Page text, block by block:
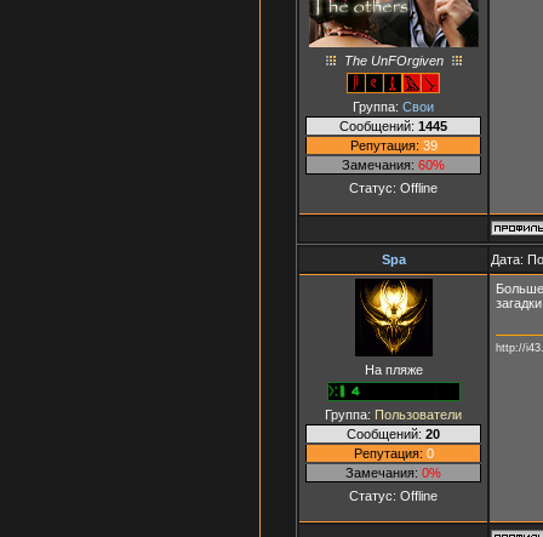
The UnFOrgiven
Группа: Свои
Сообщений: 1445
Репутация: 39
Замечания: 60%
Статус: Offline
Spa Дата:
На пляже
Группа: Пользователи
Сообщений: 20
Репутация: 0
Замечания: 0%
Статус: Offline
http://